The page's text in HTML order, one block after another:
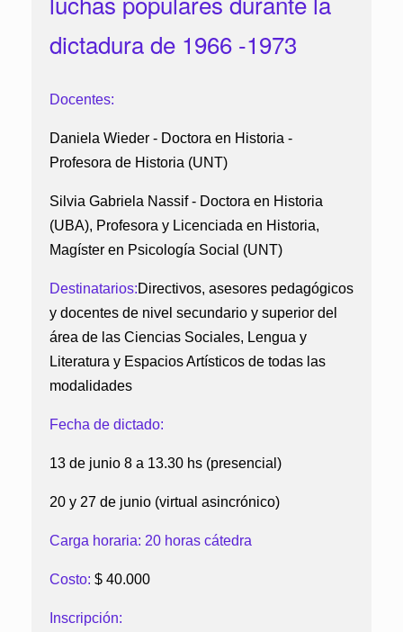
dictadura de 1966 -1973
Docentes:
Daniela Wieder - Doctora en Historia -
Profesora de Historia (UNT)
Silvia Gabriela Nassif - Doctora en Historia
(UBA), Profesora y Licenciada en Historia,
Magíster en Psicología Social (UNT)
Destinatarios:Directivos, asesores pedagógicos
y docentes de nivel secundario y superior del
área de las Ciencias Sociales, Lengua y
Literatura y Espacios Artísticos de todas las
modalidades
Fecha de dictado:
13 de junio 8 a 13.30 hs (presencial)
20 y 27 de junio (virtual asincrónico)
Carga horaria: 20 horas cátedra
Costo: $ 40.000
Inscripción: